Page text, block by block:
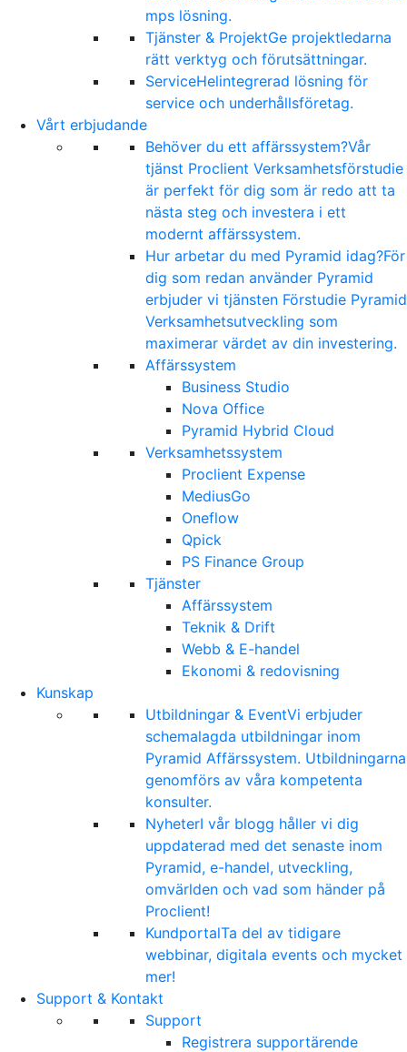
mps lösning.
Tjänster & ProjektGe projektledarna
rätt verktyg och förutsättningar.
ServiceHelintegrerad lösning för
service och underhållsföretag.
Vårt erbjudande
Behöver du ett affärssystem?Vår
tjänst Proclient Verksamhetsförstudie
är perfekt för dig som är redo att ta
nästa steg och investera i ett
modernt affärssystem.
Hur arbetar du med Pyramid idag?För
dig som redan använder Pyramid
erbjuder vi tjänsten Förstudie Pyramid
Verksamhetsutveckling som
maximerar värdet av din investering.
Affärssystem
Business Studio
Nova Office
Pyramid Hybrid Cloud
Verksamhetssystem
Proclient Expense
MediusGo
Oneflow
Qpick
PS Finance Group
Tjänster
Affärssystem
Teknik & Drift
Webb & E-handel
Ekonomi & redovisning
Kunskap
Utbildningar & EventVi erbjuder
schemalagda utbildningar inom
Pyramid Affärssystem. Utbildningarna
genomförs av våra kompetenta
konsulter.
NyheterI vår blogg håller vi dig
uppdaterad med det senaste inom
Pyramid, e-handel, utveckling,
omvärlden och vad som händer på
Proclient!
KundportalTa del av tidigare
webbinar, digitala events och mycket
mer!
Support & Kontakt
Support
Registrera supportärende